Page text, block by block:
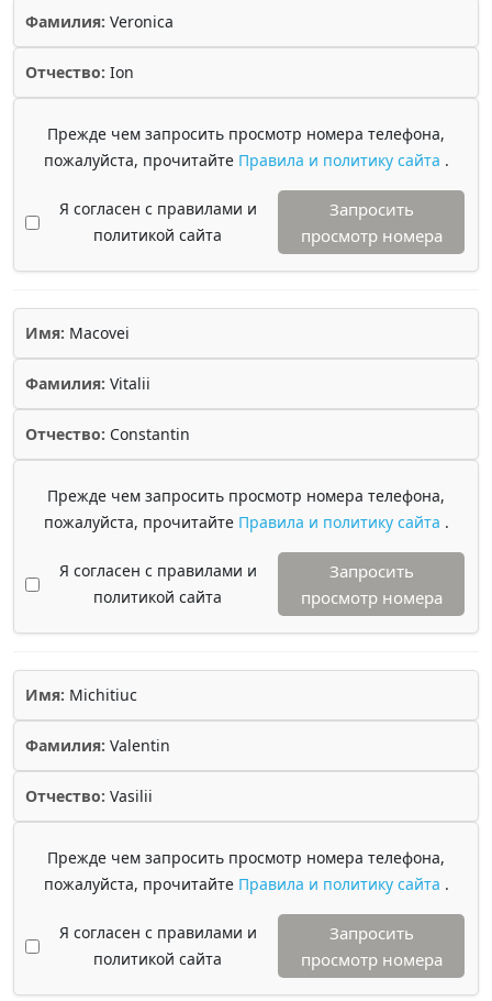
Фамилия: Veronica
Отчество: Ion
Прежде чем запросить просмотр номера телефона,
пожалуйста, прочитайте Правила и политику сайта .
Я согласен с правилами и
политикой сайта
Запросить
просмотр номера
Имя: Macovei
Фамилия: Vitalii
Отчество: Constantin
Прежде чем запросить просмотр номера телефона,
пожалуйста, прочитайте Правила и политику сайта .
Я согласен с правилами и
политикой сайта
Запросить
просмотр номера
Имя: Michitiuc
Фамилия: Valentin
Отчество: Vasilii
Прежде чем запросить просмотр номера телефона,
пожалуйста, прочитайте Правила и политику сайта .
Я согласен с правилами и
политикой сайта
Запросить
просмотр номера